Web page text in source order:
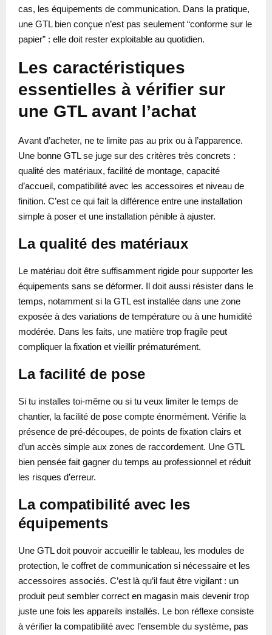
cas, les équipements de communication. Dans la pratique,
une GTL bien conçue n’est pas seulement “conforme sur le
papier” : elle doit rester exploitable au quotidien.
Les caractéristiques
essentielles à vérifier sur
une GTL avant l’achat
Avant d’acheter, ne te limite pas au prix ou à l’apparence.
Une bonne GTL se juge sur des critères très concrets :
qualité des matériaux, facilité de montage, capacité
d’accueil, compatibilité avec les accessoires et niveau de
finition. C’est ce qui fait la différence entre une installation
simple à poser et une installation pénible à ajuster.
La qualité des matériaux
Le matériau doit être suffisamment rigide pour supporter les
équipements sans se déformer. Il doit aussi résister dans le
temps, notamment si la GTL est installée dans une zone
exposée à des variations de température ou à une humidité
modérée. Dans les faits, une matière trop fragile peut
compliquer la fixation et vieillir prématurément.
La facilité de pose
Si tu installes toi-même ou si tu veux limiter le temps de
chantier, la facilité de pose compte énormément. Vérifie la
présence de pré-découpes, de points de fixation clairs et
d’un accès simple aux zones de raccordement. Une GTL
bien pensée fait gagner du temps au professionnel et réduit
les risques d’erreur.
La compatibilité avec les
équipements
Une GTL doit pouvoir accueillir le tableau, les modules de
protection, le coffret de communication si nécessaire et les
accessoires associés. C’est là qu’il faut être vigilant : un
produit peut sembler correct en magasin mais devenir trop
juste une fois les appareils installés. Le bon réflexe consiste
à vérifier la compatibilité avec l’ensemble du système, pas